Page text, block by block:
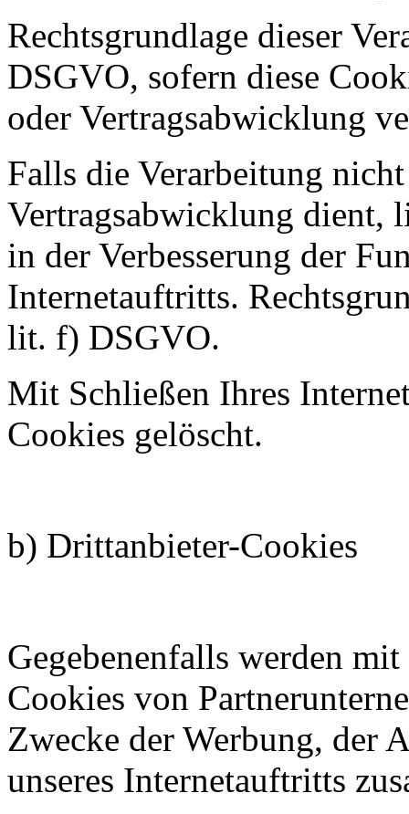
Rechtsgrundlage dieser
DSGVO, sofern diese
oder Vertragsabwicklung
Falls die Verarbeitung
Vertragsabwicklung dient,
in der Verbesserung der
Internetauftritts.
lit. f) DSGVO.
Mit Schließen Ihres
Cookies gelöscht.
b) Drittanbieter-Cookies
Gegebenenfalls werden
Cookies von
Zwecke der Werbung, der
unseres Internetauftritts